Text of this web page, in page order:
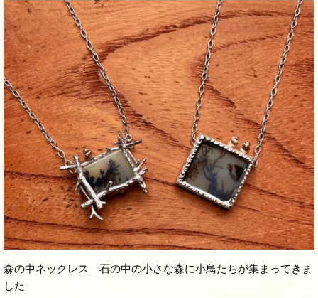
森の中ネックレス 石の中の小さな森に小鳥たちが集まってきま
した